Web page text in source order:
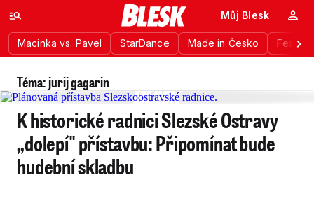
Macinka vs. Pavel StarDance Made in Česko
Můj Blesk
Téma: jurij gagarin
K historické radnici Slezské Ostravy
„dolepí" přístavbu: Připomínat bude
hudební skladbu